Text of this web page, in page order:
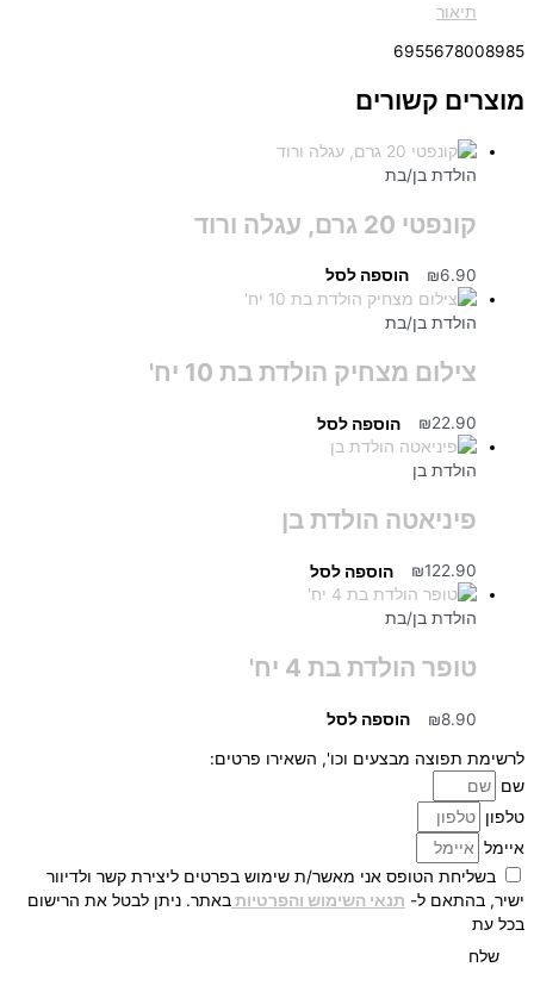
תיאור
6955678008985
מוצרים קשורים
הולדת בן/בת
קונפטי 20 גרם, עגלה ורוד
₪6.90 הוספה לסל
הולדת בן/בת
צילום מצחיק הולדת בת 10 יח'
₪22.90 הוספה לסל
הולדת בן
פיניאטה הולדת בן
₪122.90 הוספה לסל
הולדת בן/בת
טופר הולדת בת 4 יח'
₪8.90 הוספה לסל
לרשימת תפוצה מבצעים וכו', השאירו פרטים:
שם
טלפון
איימל
בשליחת הטופס אני מאשר/ת שימוש בפרטים ליצירת קשר ולדיוור
ישיר, בהתאם ל- תנאי השימוש והפרטיותבאתר. ניתן לבטל את הרישום
בכל עת
שלח